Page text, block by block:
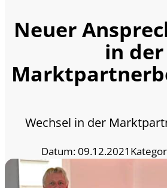
Neuer
in der
Wechsel in der
Datum: 09.12.2021